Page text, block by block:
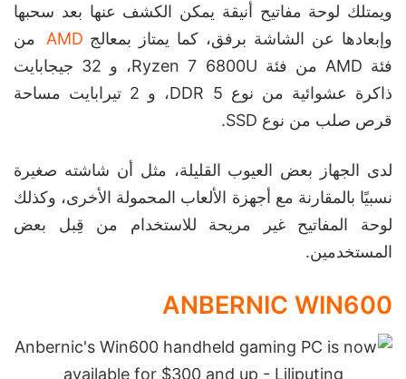
ويمتلك لوحة مفاتيح أنيقة يمكن الكشف عنها بعد سحبها
وإبعادها عن الشاشة برفق، كما يمتاز بمعالج AMD
من
فئة AMD من فئة Ryzen 7 6800U، و 32 جيجابايت
ذاكرة عشوائية من نوع DDR 5، و 2 تيرابايت مساحة
قرص صلب من نوع SSD.
لدى الجهاز بعض العيوب القليلة، مثل أن شاشته صغيرة
نسبيًا بالمقارنة مع أجهزة الألعاب المحمولة الأخرى، وكذلك
لوحة المفاتيح غير مريحة للاستخدام من قِبل بعض
المستخدمين.
ANBERNIC WIN600